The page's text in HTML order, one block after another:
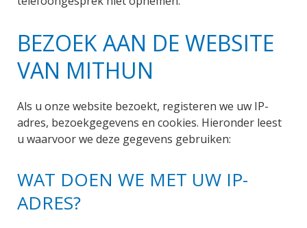
BEZOEK AAN DE WEBSITE
VAN MITHUN
Als u onze website bezoekt, registeren we uw IP-
adres, bezoekgegevens en cookies. Hieronder leest
u waarvoor we deze gegevens gebruiken:
WAT DOEN WE MET UW IP-
ADRES?